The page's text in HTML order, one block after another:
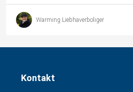
Warming Liebhaverboliger
Kontakt